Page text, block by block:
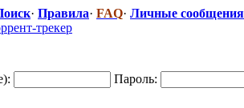
· Правила· FAQ· Личные сообщения
Пароль: